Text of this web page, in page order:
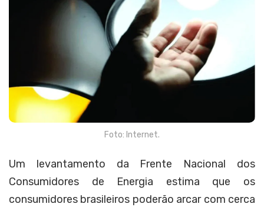
Foto: Internet.
Um levantamento da Frente Nacional dos
Consumidores de Energia estima que os
consumidores brasileiros poderão arcar com cerca